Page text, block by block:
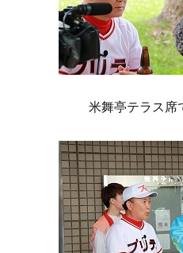
米舞亭テラス席